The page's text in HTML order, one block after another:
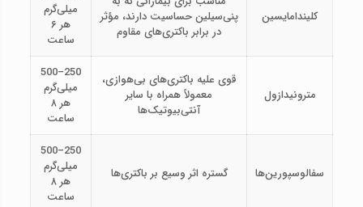
کلیندامایسین
پنی‌سیلین حساسیت دارند، مؤثر
در برابر باکتری‌های مقاوم
میلی‌گرم
هر ۶
ساعت
مترونیدازول
قوی علیه باکتری‌های بی‌هوازی،
معمولاً همراه با سایر
آنتی‌بیوتیک‌ها
250–500
میلی‌گرم
هر ۸
ساعت
سفالوسپورین‌ها گستره اثر وسیع بر باکتری‌ها
250–500
میلی‌گرم
هر ۸
ساعت